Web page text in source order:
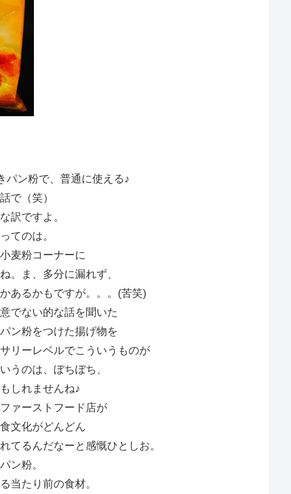
ン粉で、普通に使える♪
で（笑）
訳ですよ。
てのは。
麦粉コーナーに
。ま、多分に漏れず、
あるかもですが。。。(苦笑)
でない的な話を聞いた
ン粉をつけた揚げ物を
リーレベルでこういうものが
うのは、ぼちぼち、
しれませんね♪
ァーストフード店が
文化がどんどん
てるんだなーと感慨ひとしお。
ン粉。
当たり前の食材。